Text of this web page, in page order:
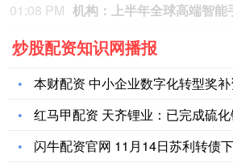
12:42 PM
炒股配资知识网播报
本财配资 中小企业数字化转型奖
红马甲配资 天齐锂业：已完成硫化锂产业
闪牛配资官网 11月14日苏利转债下